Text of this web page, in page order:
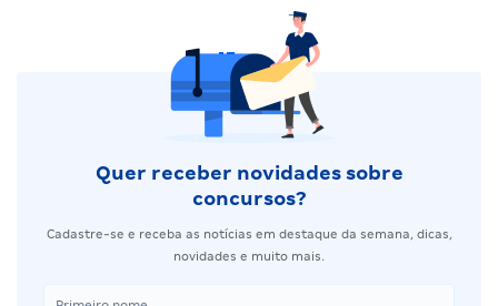
Quer receber novidades sobre
concursos?
Cadastre-se e receba as notícias em destaque da semana, dicas,
novidades e muito mais.